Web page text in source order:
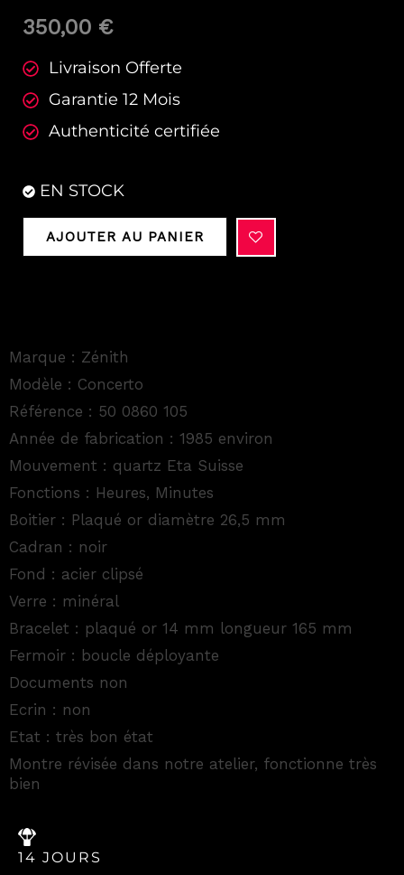
350,00 €
Livraison Offerte
Garantie 12 Mois
Authenticité certifiée
EN STOCK
AJOUTER AU PANIER
Marque : Zénith
Modèle : Concerto
Référence : 50 0860 105
Année de fabrication : 1985 environ
Mouvement : quartz Eta Suisse
Fonctions : Heures, Minutes
Boitier : Plaqué or diamètre 26,5 mm
Cadran : noir
Fond : acier clipsé
Verre : minéral
Bracelet : plaqué or 14 mm longueur 165 mm
Fermoir : boucle déployante
Documents non
Ecrin : non
Etat : très bon état
Montre révisée dans notre atelier, fonctionne très
bien
14 JOURS